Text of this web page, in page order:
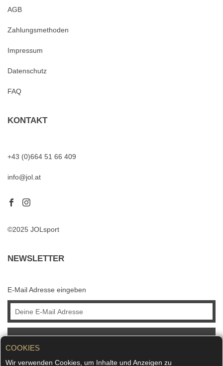
COOKIES
Wir verwenden Cookies, um Inhalte und Anzeigen zu
AGB
Zahlungsmethoden
Impressum
Datenschutz
FAQ
KONTAKT
+43 (0)664 51 66 409
info@jol.at
©2025 JOLsport
NEWSLETTER
E-Mail Adresse eingeben
ABONNIEREN